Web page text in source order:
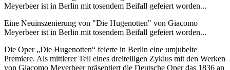
Meyerbeer ist in Berlin mit tosendem Beifall gefeiert worden...
Eine Neuinszenierung von "Die Hugenotten" von Giacomo
Meyerbeer ist in Berlin mit tosendem Beifall gefeiert worden...
Die Oper „Die Hugenotten“ feierte in Berlin eine umjubelte
Premiere. Als mittlerer Teil eines dreiteiligen Zyklus mit den Werken
von Giacomo Meyerbeer präsentiert die Deutsche Oper das 1836 an